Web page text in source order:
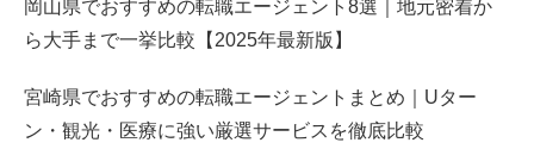
岡山県でおすすめの転職エージェント8選｜地元密着か
ら大手まで一挙比較【2025年最新版】
宮崎県でおすすめの転職エージェントまとめ｜Uター
ン・観光・医療に強い厳選サービスを徹底比較